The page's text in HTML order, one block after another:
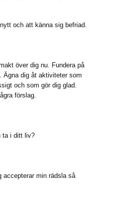
och att känna sig befriad.
över dig nu. Fundera på
dig åt aktiviteter som
och som gör dig glad.
förslag.
ta i ditt liv?
min rädsla så